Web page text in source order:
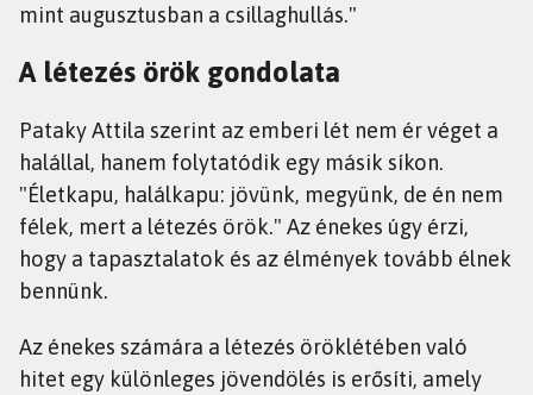
mint augusztusban a csillaghullás."
A létezés örök gondolata
Pataky Attila szerint az emberi lét nem ér véget a
halállal, hanem folytatódik egy másik síkon.
"Életkapu, halálkapu: jövünk, megyünk, de én nem
félek, mert a létezés örök." Az énekes úgy érzi,
hogy a tapasztalatok és az élmények tovább élnek
bennünk.
Az énekes számára a létezés öröklétében való
hitet egy különleges jövendölés is erősíti, amely